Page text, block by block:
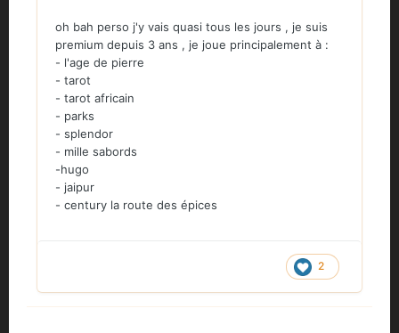
oh bah perso j'y vais quasi tous les jours , je suis
premium depuis 3 ans , je joue principalement à :
- l'age de pierre
- tarot
- tarot africain
- parks
- splendor
- mille sabords
-hugo
- jaipur
- century la route des épices
2